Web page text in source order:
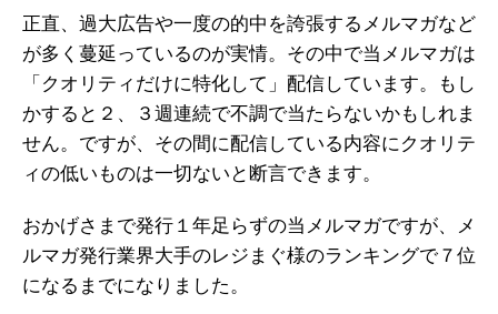
正直、過大広告や一度の的中を誇張するメルマガなど
が多く蔓延っているのが実情。その中で当メルマガは
「クオリティだけに特化して」配信しています。もし
かすると２、３週連続で不調で当たらないかもしれま
せん。ですが、その間に配信している内容にクオリテ
ィの低いものは一切ないと断言できます。
おかげさまで発行１年足らずの当メルマガですが、メ
ルマガ発行業界大手のレジまぐ様のランキングで７位
になるまでになりました。